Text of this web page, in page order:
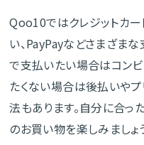
Qoo10ではクレジットカー
い、PayPayなどさまざま
で支払いたい場合はコンビ
たくない場合は後払いや
法もあります。自分に合っ
のお買い物を楽しみましょ